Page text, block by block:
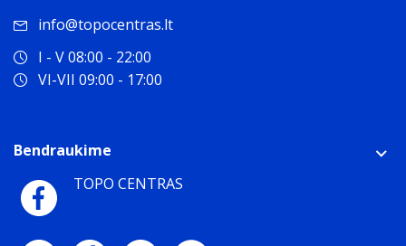
info@topocentras.lt
I - V 08:00 - 22:00
VI-VII 09:00 - 17:00
Bendraukime
TOPO CENTRAS